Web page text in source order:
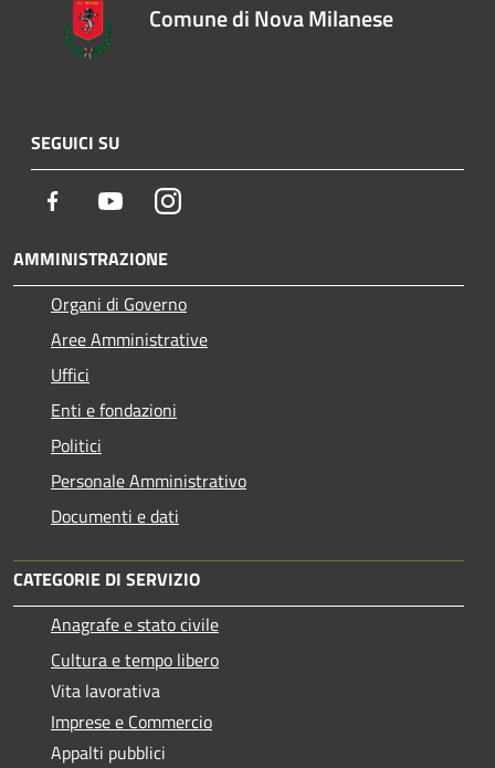
Comune di Nova Milanese
SEGUICI SU
Facebook YoutubeInstagram
AMMINISTRAZIONE
Organi di Governo
Aree Amministrative
Uffici
Enti e fondazioni
Politici
Personale Amministrativo
Documenti e dati
CATEGORIE DI SERVIZIO
Anagrafe e stato civile
Cultura e tempo libero
Vita lavorativa
Imprese e Commercio
Appalti pubblici